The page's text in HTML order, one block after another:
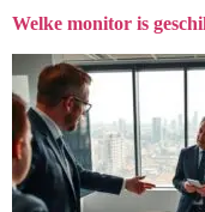
Welke monitor is